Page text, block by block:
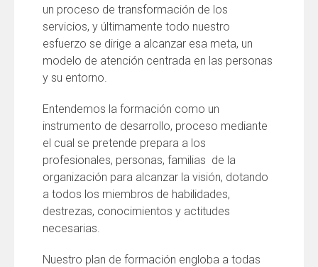
un proceso de transformación de los
servicios, y últimamente todo nuestro
esfuerzo se dirige a alcanzar esa meta, un
modelo de atención centrada en las personas
y su entorno.
Entendemos la formación como un
instrumento de desarrollo, proceso mediante
el cual se pretende prepara a los
profesionales, personas, familias de la
organización para alcanzar la visión, dotando
a todos los miembros de habilidades,
destrezas, conocimientos y actitudes
necesarias.
Nuestro plan de formación engloba a todas